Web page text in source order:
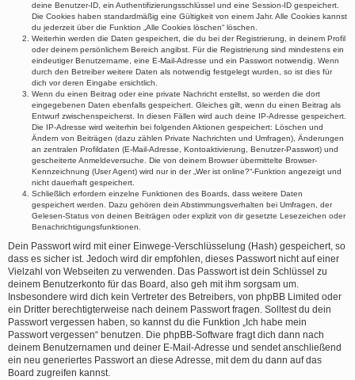
deine Benutzer-ID, ein Authentifizierungsschlüssel und eine Session-ID gespeichert.
Die Cookies haben standardmäßig eine Gültigkeit von einem Jahr. Alle Cookies kannst
du jederzeit über die Funktion „Alle Cookies löschen“ löschen.
Weiterhin werden die Daten gespeichert, die du bei der Registrierung, in deinem Profil
oder deinem persönlichem Bereich angibst. Für die Registrierung sind mindestens ein
eindeutiger Benutzername, eine E-Mail-Adresse und ein Passwort notwendig. Wenn
durch den Betreiber weitere Daten als notwendig festgelegt wurden, so ist dies für
dich vor deren Eingabe ersichtlich.
Wenn du einen Beitrag oder eine private Nachricht erstellst, so werden die dort
eingegebenen Daten ebenfalls gespeichert. Gleiches gilt, wenn du einen Beitrag als
Entwurf zwischenspeicherst. In diesen Fällen wird auch deine IP-Adresse gespeichert.
Die IP-Adresse wird weiterhin bei folgenden Aktionen gespeichert: Löschen und
Ändern von Beiträgen (dazu zählen Private Nachrichten und Umfragen), Änderungen
an zentralen Profildaten (E-Mail-Adresse, Kontoaktivierung, Benutzer-Passwort) und
gescheiterte Anmeldeversuche. Die von deinem Browser übermittelte Browser-
Kennzeichnung (User Agent) wird nur in der „Wer ist online?“-Funktion angezeigt und
nicht dauerhaft gespeichert.
Schließlich erfordern einzelne Funktionen des Boards, dass weitere Daten
gespeichert werden. Dazu gehören dein Abstimmungsverhalten bei Umfragen, der
Gelesen-Status von deinen Beiträgen oder explizit von dir gesetzte Lesezeichen oder
Benachrichtigungsfunktionen.
Dein Passwort wird mit einer Einwege-Verschlüsselung (Hash) gespeichert, so
dass es sicher ist. Jedoch wird dir empfohlen, dieses Passwort nicht auf einer
Vielzahl von Webseiten zu verwenden. Das Passwort ist dein Schlüssel zu
deinem Benutzerkonto für das Board, also geh mit ihm sorgsam um.
Insbesondere wird dich kein Vertreter des Betreibers, von phpBB Limited oder
ein Dritter berechtigterweise nach deinem Passwort fragen. Solltest du dein
Passwort vergessen haben, so kannst du die Funktion „Ich habe mein
Passwort vergessen“ benutzen. Die phpBB-Software fragt dich dann nach
deinem Benutzernamen und deiner E-Mail-Adresse und sendet anschließend
ein neu generiertes Passwort an diese Adresse, mit dem du dann auf das
Board zugreifen kannst.